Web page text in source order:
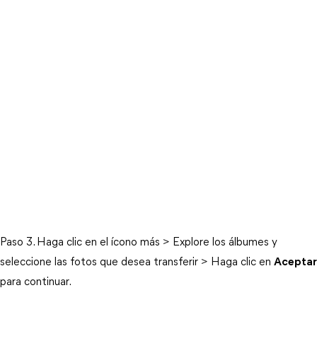
Paso 3. Haga clic en el ícono más > Explore los álbumes y
seleccione las fotos que desea transferir > Haga clic en Aceptar
para continuar.